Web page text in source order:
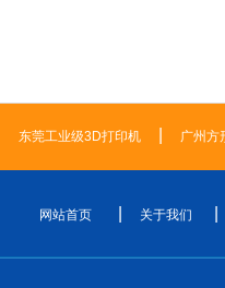
东莞工业级3D打印机 广州方
网站首页| 关于我们